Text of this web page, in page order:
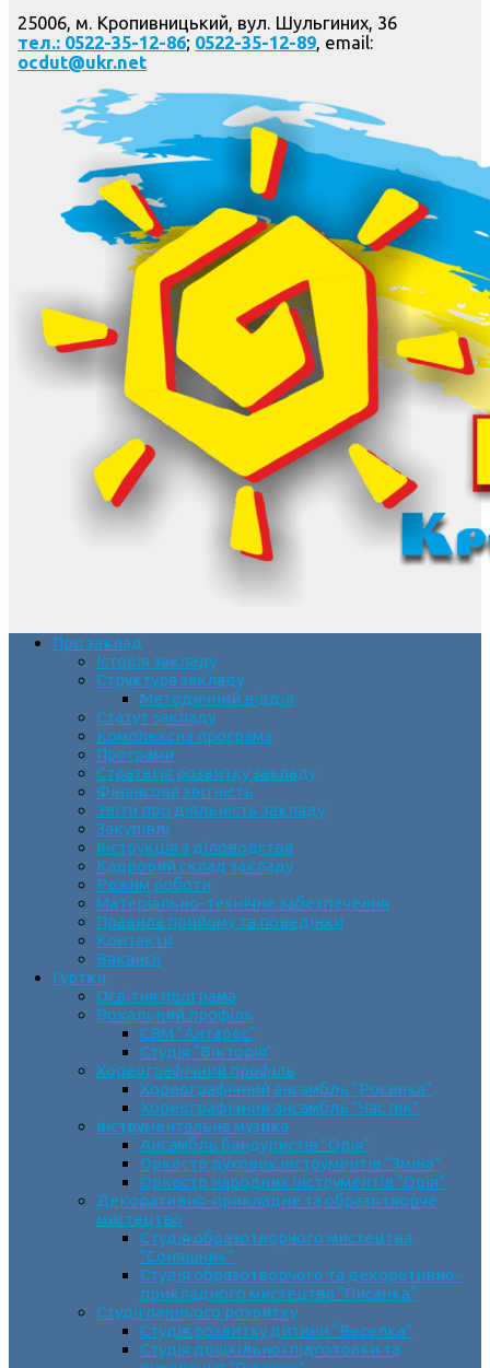
25006, м. Кропивницький, вул. Шульгиних, 36
тел.: 0522-35-12-86; 0522-35-12-89, email:
ocdut@ukr.net
Про заклад
Історія закладу
Структура закладу
Методичний відділ
Статут закладу
Комплексна програма
Програми
Стратегія розвитку закладу
Фінансова звітність
Звіти про діяльність закладу
Закупівлі
Інструкція з діловодства
Кадровий склад закладу
Режим роботи
Матеріально-технічне забезпечення
Правила прийому та поведінки
Контакти
Вакансії
Гуртки
Освітня програма
Вокальний профіль
СВМ “Антарес”
Студія “Вікторія”
Хореографічний профіль
Хореографічний ансамбль “Росинка”
Хореографічний ансамбль “Час пік”
Інструментальна музика
Ансамбль бандуристів “Орія”
Оркестр духових інструментів “Зміна”
Оркестр народних інструментів “Орія”
Декоративно-прикладне та образотворче
мистецтво
Cтудія образотворчого мистецтва
“Соняшник”
Студія образотворчого та декоративно-
прикладного мистецтва “Писанка”
Студії раннього розвитку
Студія розвитку дитини “Веселка”
Студія дошкільної підготовки та